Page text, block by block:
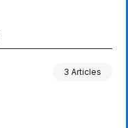
3 Articles